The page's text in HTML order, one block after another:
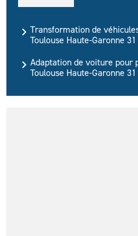
Transformation de
Toulouse Haute-Garonne 31
Adaptation de voiture pour
Toulouse Haute-Garonne 31